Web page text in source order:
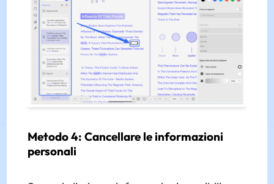
Metodo 4: Cancellare le informazioni
personali